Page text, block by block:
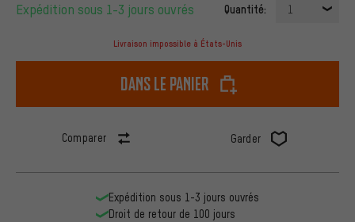
Expédition sous 1-3 jours ouvrés Quantité: 1
Livraison impossible à États-Unis
dans le panier
Comparer Garder
Expédition sous 1-3 jours ouvrés
Droit de retour de 100 jours